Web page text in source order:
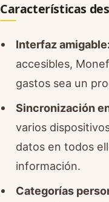
Características
Interfaz amigable:
accesibles,
gastos sea un
Sincronización
varios
datos en todos
información.
Categorías